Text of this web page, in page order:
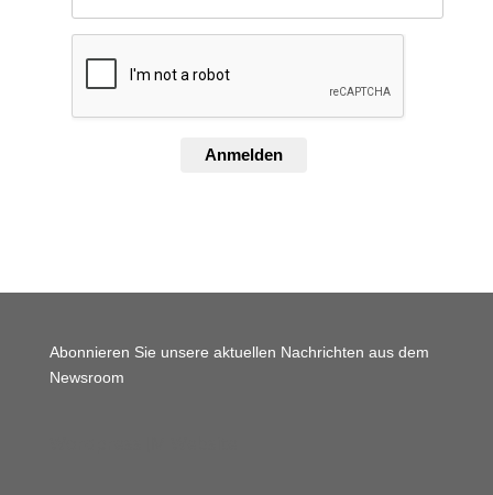
Anmelden
Abonnieren Sie unsere aktuellen Nachrichten aus dem
Newsroom